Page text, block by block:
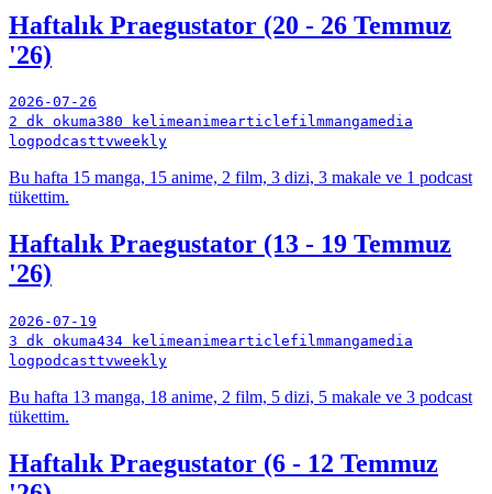
Haftalık Praegustator (20 - 26 Temmuz
'26)
2026-07-26
2 dk okuma380 kelimeanimearticlefilmmangamedia
logpodcasttvweekly
Bu hafta 15 manga, 15 anime, 2 film, 3 dizi, 3 makale ve 1 podcast
tükettim.
Haftalık Praegustator (13 - 19 Temmuz
'26)
2026-07-19
3 dk okuma434 kelimeanimearticlefilmmangamedia
logpodcasttvweekly
Bu hafta 13 manga, 18 anime, 2 film, 5 dizi, 5 makale ve 3 podcast
tükettim.
Haftalık Praegustator (6 - 12 Temmuz